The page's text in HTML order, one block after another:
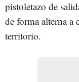
pistoletazo de
de forma alterna a
territorio.